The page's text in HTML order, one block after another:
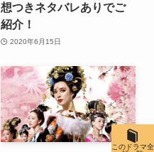
想つきネタバレありでご
紹介！
2020年6月15日
このドラマ全